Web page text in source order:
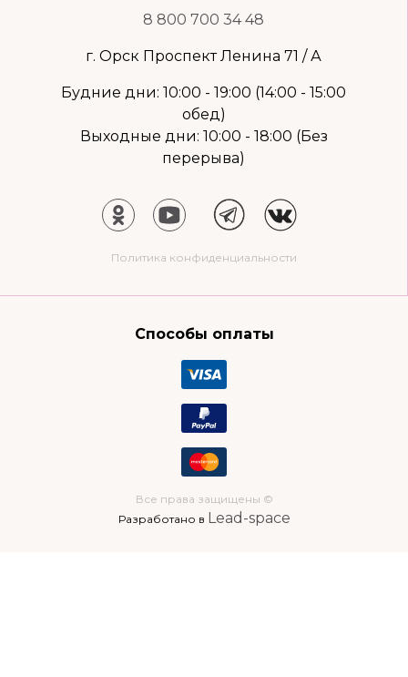
8 800 700 34 48
г. Орск Проспект Ленина 71 / А
Будние дни: 10:00 - 19:00 (14:00 - 15:00
обед)
Выходные дни: 10:00 - 18:00 (Без
перерыва)
Политика конфиденциальности
Способы оплаты
Все права защищены ©
Разработано в Lead-space